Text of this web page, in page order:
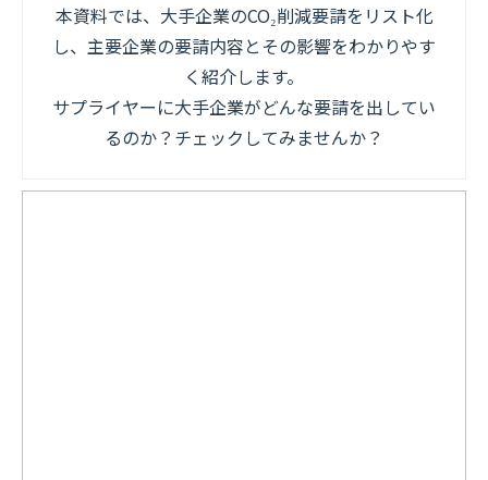
本資料では、大手企業のCO₂削減要請をリスト化
し、主要企業の要請内容とその影響をわかりやす
く紹介します。
サプライヤーに大手企業がどんな要請を出してい
るのか？チェックしてみませんか？